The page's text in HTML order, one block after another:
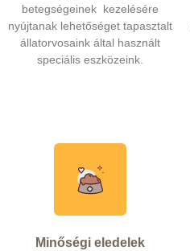
betegségeinek kezelésére
nyújtanak lehetőséget tapasztalt
állatorvosaink által használt
speciális eszközeink.
Minőségi eledelek